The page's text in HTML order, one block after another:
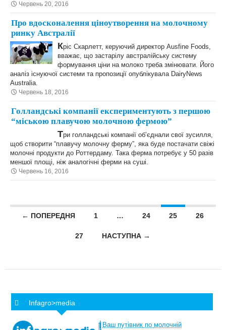
Червень 20, 2016
Про вдосконалення ціноутворення на молочному
ринку Австралії
Кріс Скарлетт, керуючий директор Ausfine Foods,
вважає, що застарілу австралійську систему
формування ціни на молоко треба змінювати. Його
аналіз існуючої системи та пропозиції опублікувала DairyNews
Australia.
Червень 18, 2016
Голландські компанії експериментують з першою
“міською плавучою молочною фермою”
Три голландські компанії об’єднали свої зусилля,
щоб створити “плавучу молочну ферму”, яка буде постачати свіжі
молочні продукти до Роттердаму. Така ферма потребує у 50 разів
меншої площі, ніж аналогічні ферми на суші.
Червень 16, 2016
Posts navigation
← ПОПЕРЕДНЯ 1 … 24 25 26
27 НАСТУПНА →
Infagro>media
Ваш путівник по молочній